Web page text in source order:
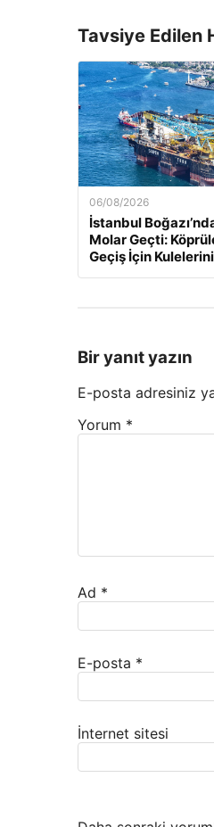
Tavsiye Edilen
06/08/2026
İstanbul
Molar Geçti:
Geçiş İçin Kulelerini
Bir yanıt yazın
E-posta adresiniz
Yorum *
Ad *
E-posta *
İnternet sitesi